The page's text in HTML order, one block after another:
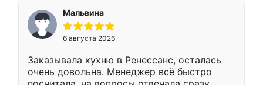
Мальвина
6 августа 2026
Заказывала кухню в Ренессанс, осталась
очень довольна. Менеджер всё быстро